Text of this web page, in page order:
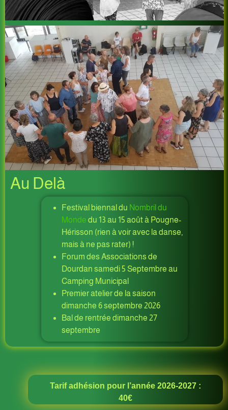
Au Delà
Festival biennal du Nombril du
Monde du 13 au 15 août à Pougne-
Hérisson (rien à voir avec la danse,
mais à ne pas rater) !
Forum des Associations de
Dourdan samedi 5 Septembre au
Camping Municipal
Premier atelier de la saison
dimanche 6 septembre 2026
Bal de rentrée dimanche 27
septembre
Tarif adhésion pour l’année 2026-2027 :
40€